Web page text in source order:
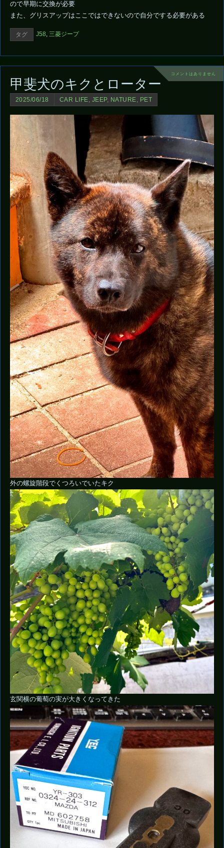
ので早期に交換が必要
また、グリスアップはここではできないので自分でする必要がある
タグ J58, 三菱ジープ
コメントはありません
甲斐犬のキクとローター
2025/06/18 CAR LIFE JEEP, NATURE PET
外の螺旋階段でくつろいでいたキク
玄関横の葡萄の実が大きくなってきた